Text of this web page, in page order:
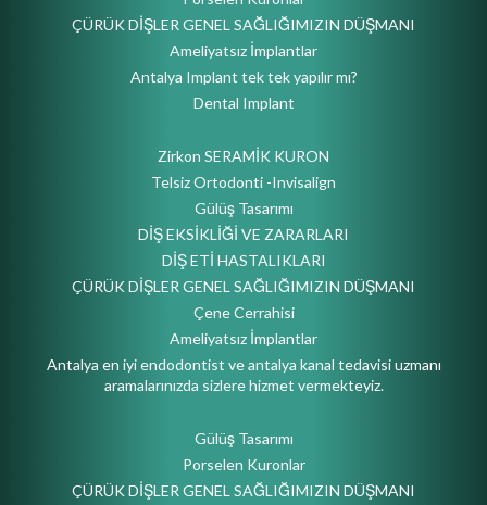
ÇÜRÜK DİŞLER GENEL SAĞLIĞIMIZIN DÜŞMANI
Ameliyatsız İmplantlar
Antalya Implant tek tek yapılır mı?
Dental Implant
Zirkon SERAMİK KURON
Telsiz Ortodonti -Invisalign
Gülüş Tasarımı
DİŞ EKSİKLİĞİ VE ZARARLARI
DİŞ ETİ HASTALIKLARI
ÇÜRÜK DİŞLER GENEL SAĞLIĞIMIZIN DÜŞMANI
Çene Cerrahisi
Ameliyatsız İmplantlar
Antalya en iyi endodontist ve antalya kanal tedavisi uzmanı
aramalarınızda sizlere hizmet vermekteyiz.
Gülüş Tasarımı
Porselen Kuronlar
ÇÜRÜK DİŞLER GENEL SAĞLIĞIMIZIN DÜŞMANI